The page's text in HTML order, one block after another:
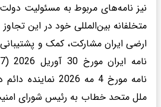
نیز نامه‌های مربوط به مسئولیت
متخلفانه بین‌المللی خود در این
ارضی ایران مشارکت، کمک و پشتیبانی
نامه مورخ 4 مه